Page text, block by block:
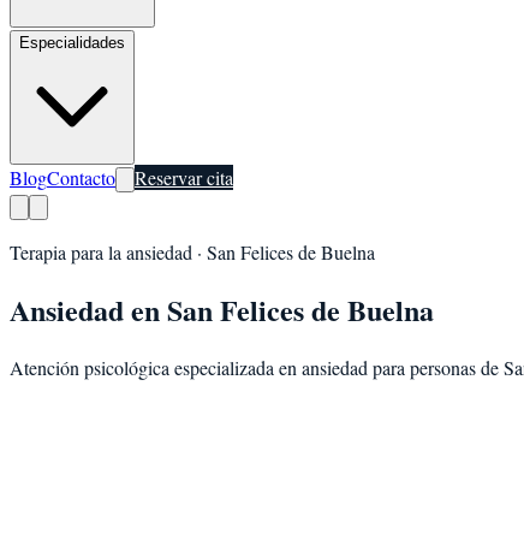
Especialidades
BlogContacto Reservar cita
Terapia para la ansiedad · San Felices de Buelna
AnsiedadenSan Felices de Buelna
Atención psicológica especializada en ansiedad para personas de